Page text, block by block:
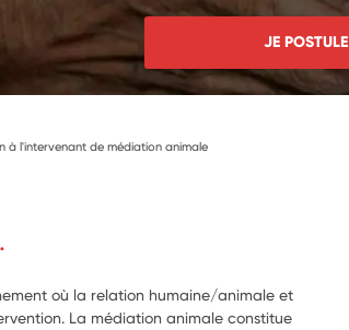
JE POSTULE
à l'intervenant de médiation animale
où la relation humaine/animale et
La médiation animale constitue